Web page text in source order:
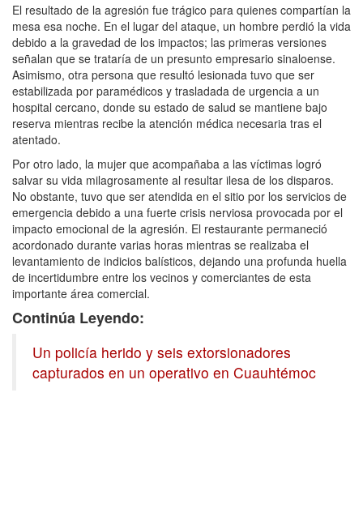
El resultado de la agresión fue trágico para quienes compartían la
mesa esa noche. En el lugar del ataque, un hombre perdió la vida
debido a la gravedad de los impactos; las primeras versiones
señalan que se trataría de un presunto empresario sinaloense.
Asimismo, otra persona que resultó lesionada tuvo que ser
estabilizada por paramédicos y trasladada de urgencia a un
hospital cercano, donde su estado de salud se mantiene bajo
reserva mientras recibe la atención médica necesaria tras el
atentado.
Por otro lado, la mujer que acompañaba a las víctimas logró
salvar su vida milagrosamente al resultar ilesa de los disparos.
No obstante, tuvo que ser atendida en el sitio por los servicios de
emergencia debido a una fuerte crisis nerviosa provocada por el
impacto emocional de la agresión. El restaurante permaneció
acordonado durante varias horas mientras se realizaba el
levantamiento de indicios balísticos, dejando una profunda huella
de incertidumbre entre los vecinos y comerciantes de esta
importante área comercial.
Continúa Leyendo:
Un policía herido y seis extorsionadores
capturados en un operativo en Cuauhtémoc